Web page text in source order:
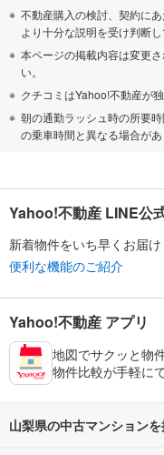
不動産購入の検討、契約に
より十分な説明を受け判断し
本ページの掲載内容は変更
い。
クチコミはYahoo!不動産が
朝の通勤ラッシュ時の所要
の乗車時間と異なる場合があ
Yahoo!不動産 LINE公
新着物件をいち早くお届け
便利な機能のご紹介
Yahoo!不動産 アプリ
地図でサクッと物
物件比較が手軽に
山梨県の中古マンション